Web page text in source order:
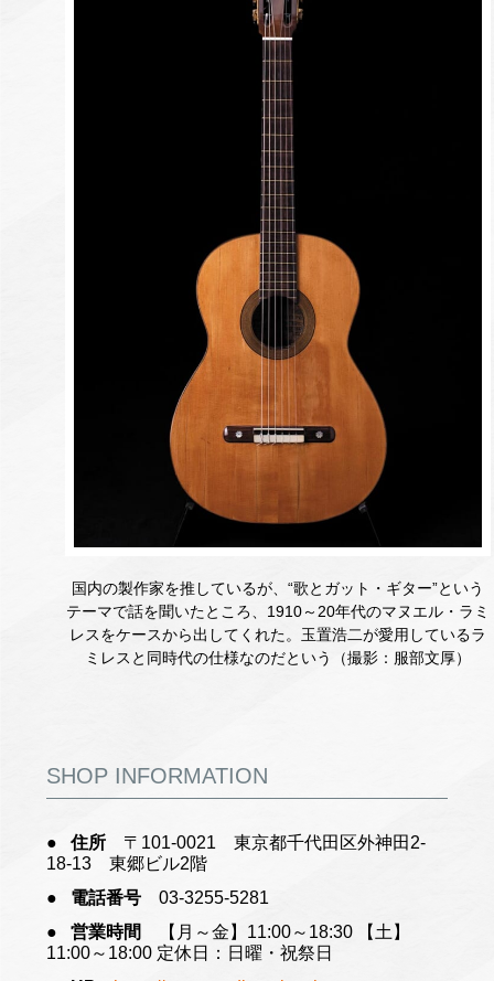
国内の製作家を推しているが、“歌とガット・ギター”という
テーマで話を聞いたところ、1910～20年代のマヌエル・ラミ
レスをケースから出してくれた。玉置浩二が愛用しているラ
ミレスと同時代の仕様なのだという（撮影：服部文厚）
SHOP INFORMATION
住所 〒101-0021 東京都千代田区外神田2-
18-13 東郷ビル2階
電話番号 03-3255-5281
営業時間
【月～金】11:00～18:30 【土】
11:00～18:00 定休日：日曜・祝祭日